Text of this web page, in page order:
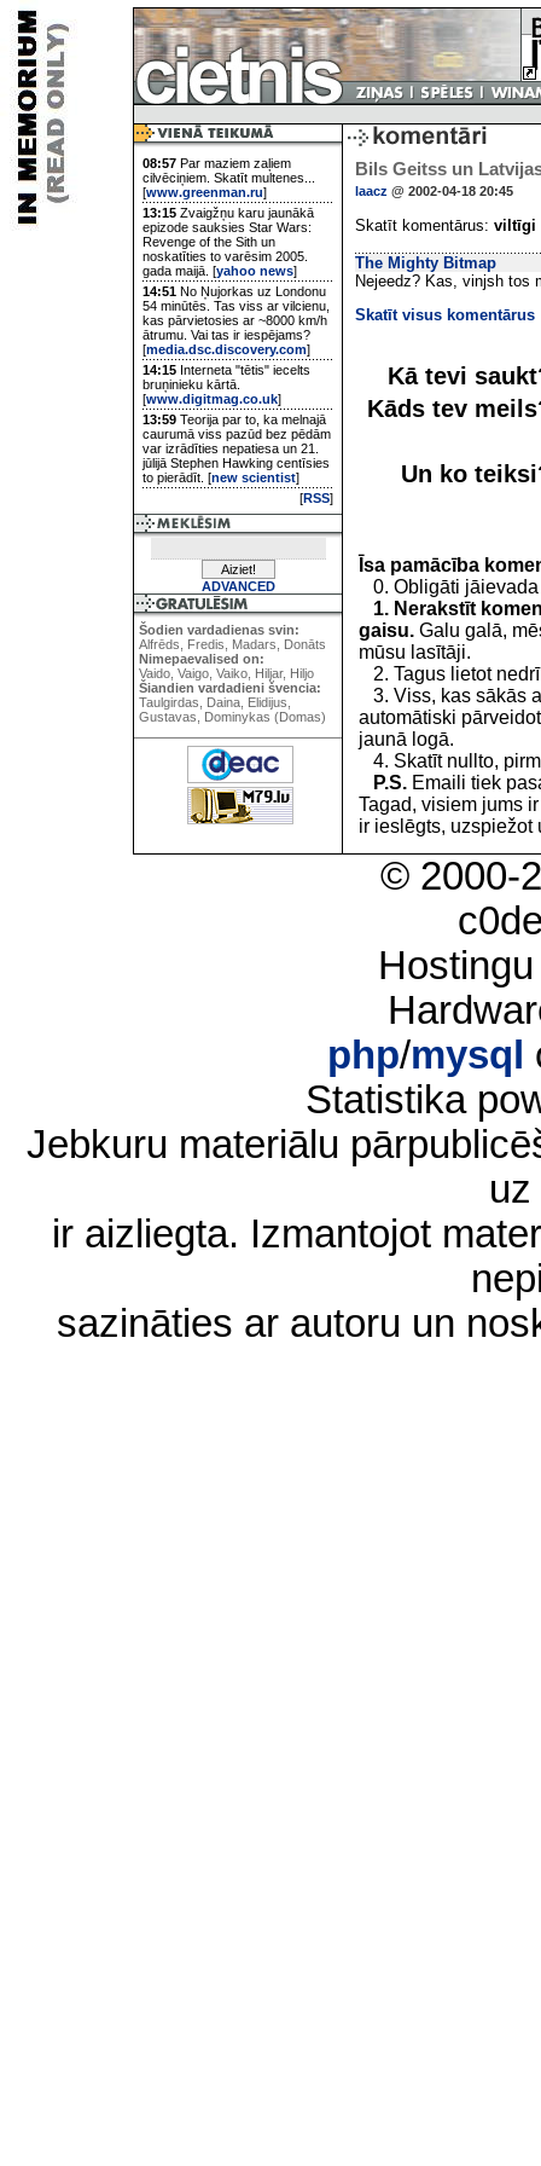
08:57 Par maziem zaļiem
cilvēciņiem. Skatīt multenes...
[www.greenman.ru]
13:15 Zvaigžņu karu jaunākā
epizode sauksies Star Wars:
Revenge of the Sith un
noskatīties to varēsim 2005.
gada maijā. [yahoo news]
14:51 No Ņujorkas uz Londonu
54 minūtēs. Tas viss ar vilcienu,
kas pārvietosies ar ~8000 km/h
ātrumu. Vai tas ir iespējams?
[media.dsc.discovery.com]
14:15 Interneta "tētis" iecelts
bruņinieku kārtā.
[www.digitmag.co.uk]
13:59 Teorija par to, ka melnajā
caurumā viss pazūd bez pēdām
var izrādīties nepatiesa un 21.
jūlijā Stephen Hawking centīsies
to pierādīt. [new scientist]
[RSS]
ADVANCED
Šodien vardadienas svin:
Alfrēds, Fredis, Madars, Donāts
Nimepaevalised on:
Vaido, Vaigo, Vaiko, Hiljar, Hiljo
Šiandien vardadieni švencia:
Taulgirdas, Daina, Elidijus,
Gustavas, Dominykas (Domas)
Bils Geitss un
laacz @ 2002-04-18 20:45
Skatīt komentārus: viltīgi
The Mighty Bitmap
Nejeedz? Kas, vinjsh tos
Skatīt visus komentārus
Kā tevi
Kāds tev
Un ko
Īsa pamācība
0. Obligāti jāievada
1. Nerakstīt
gaisu. Galu galā,
mūsu lasītāji.
2. Tagus lietot
3. Viss, kas sākās
automātiski
jaunā logā.
4. Skatīt nullto,
P.S. Emaili tiek
Tagad, visiem jums
ir ieslēgts, uzspiežot
© 2000-
php/mysql
Statistika
Jebkuru materiālu
ir aizliegta. Izmantojot
sazināties ar autoru un